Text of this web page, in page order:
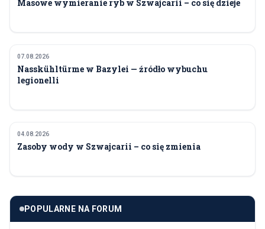
Masowe wymieranie ryb w Szwajcarii – co się dzieje
ŚRODOWISKO I EKOLOGIA
07.08.2026
Nasskühltürme w Bazylei — źródło wybuchu
legionelli
ŚRODOWISKO I EKOLOGIA
04.08.2026
Zasoby wody w Szwajcarii – co się zmienia
POPULARNE NA FORUM